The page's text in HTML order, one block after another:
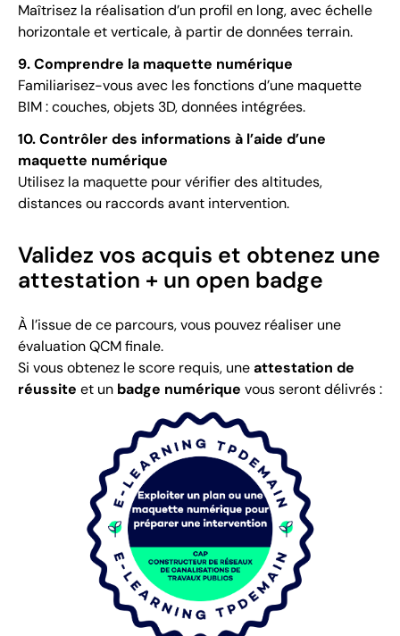
Maîtrisez la réalisation d’un profil en long, avec échelle
horizontale et verticale, à partir de données terrain.
9. Comprendre la maquette numérique
Familiarisez-vous avec les fonctions d’une maquette
BIM : couches, objets 3D, données intégrées.
10. Contrôler des informations à l’aide d’une
maquette numérique
Utilisez la maquette pour vérifier des altitudes,
distances ou raccords avant intervention.
Validez vos acquis et obtenez une
attestation + un open badge
À l’issue de ce parcours, vous pouvez réaliser une
évaluation QCM finale.
Si vous obtenez le score requis, uneattestation de
réussite et un badge numérique vous seront délivrés :